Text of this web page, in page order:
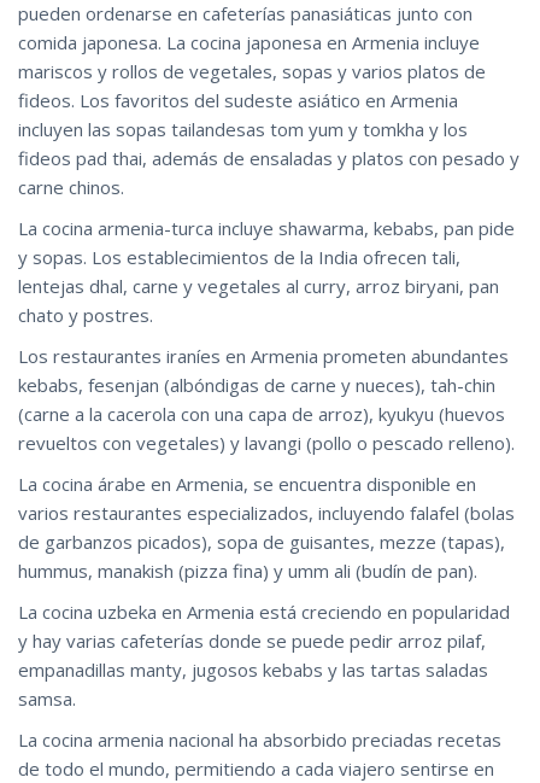
pueden ordenarse en cafeterías panasiáticas junto con
comida japonesa. La cocina japonesa en Armenia incluye
mariscos y rollos de vegetales, sopas y varios platos de
fideos. Los favoritos del sudeste asiático en Armenia
incluyen las sopas tailandesas tom yum y tomkha y los
fideos pad thai, además de ensaladas y platos con pesado y
carne chinos.
La cocina armenia-turca incluye shawarma, kebabs, pan pide
y sopas. Los establecimientos de la India ofrecen tali,
lentejas dhal, carne y vegetales al curry, arroz biryani, pan
chato y postres.
Los restaurantes iraníes en Armenia prometen abundantes
kebabs, fesenjan (albóndigas de carne y nueces), tah-chin
(carne a la cacerola con una capa de arroz), kyukyu (huevos
revueltos con vegetales) y lavangi (pollo o pescado relleno).
La cocina árabe en Armenia, se encuentra disponible en
varios restaurantes especializados, incluyendo falafel (bolas
de garbanzos picados), sopa de guisantes, mezze (tapas),
hummus, manakish (pizza fina) y umm ali (budín de pan).
La cocina uzbeka en Armenia está creciendo en popularidad
y hay varias cafeterías donde se puede pedir arroz pilaf,
empanadillas manty, jugosos kebabs y las tartas saladas
samsa.
La cocina armenia nacional ha absorbido preciadas recetas
de todo el mundo, permitiendo a cada viajero sentirse en